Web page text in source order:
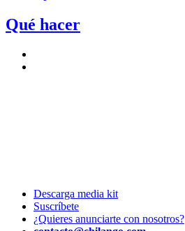
Qué hacer
Descarga media kit
Suscríbete
¿Quieres anunciarte con nosotros?